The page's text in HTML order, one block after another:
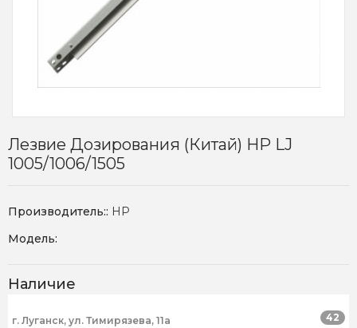
Лезвие Дозирования (Китай) HP LJ
1005/1006/1505
Производитель:: HP
Модель:
Наличие
г. Луганск, ул. Тимирязева, 11а 42